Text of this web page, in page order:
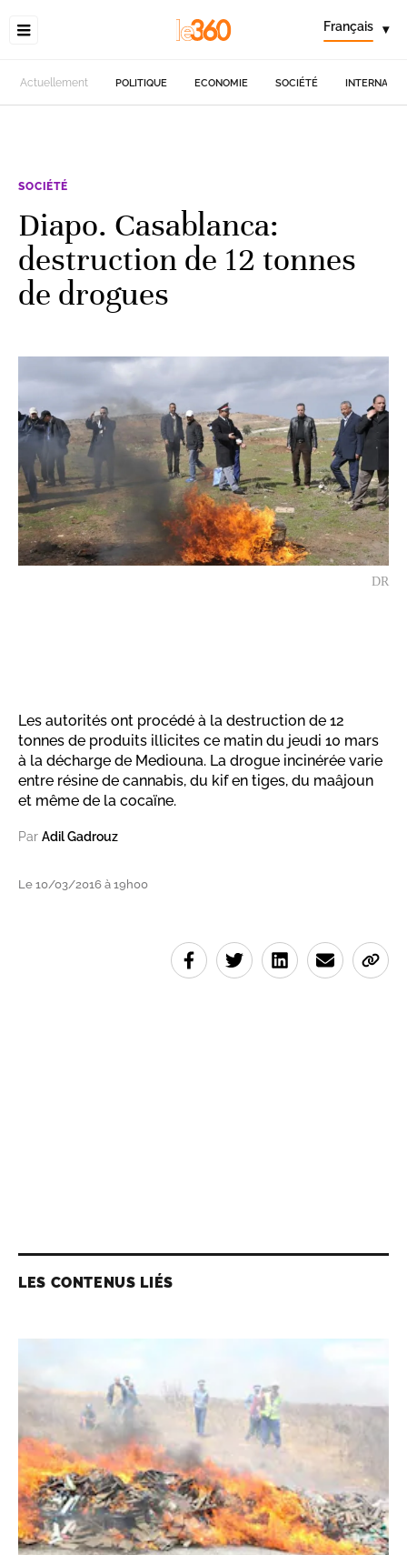
Français ▾
Actuellement POLITIQUE ECONOMIE SOCIÉTÉ
SOCIÉTÉ
Diapo. Casablanca:
destruction de 12 tonnes
de drogues
DR
Les autorités ont procédé à la destruction de 12
tonnes de produits illicites ce matin du jeudi 10 mars
à la décharge de Mediouna. La drogue incinérée varie
entre résine de cannabis, du kif en tiges, du maâjoun
et même de la cocaïne.
Par Adil Gadrouz
Le 10/03/2016 à 19h00
LES CONTENUS LIÉS